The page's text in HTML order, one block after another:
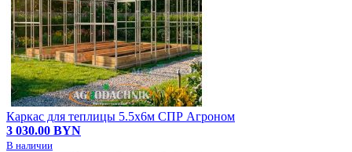
Каркас для теплицы 5.5х6м СПР Агроном
3 030.00 BYN
В наличии